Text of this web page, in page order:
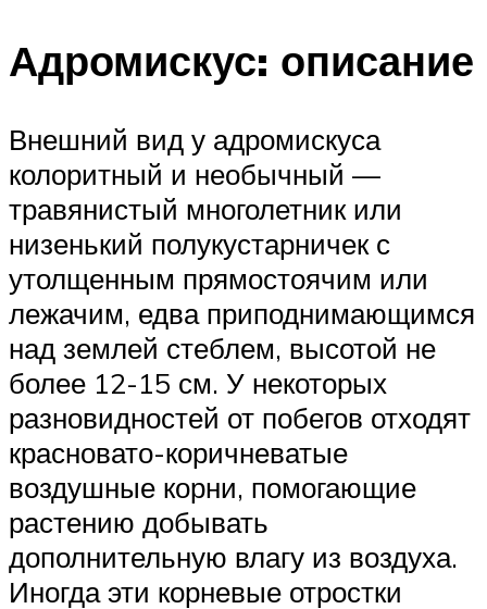
Адромискус: описание
Внешний вид у адромискуса
колоритный и необычный —
травянистый многолетник или
низенький полукустарничек с
утолщенным прямостоячим или
лежачим, едва приподнимающимся
над землей стеблем, высотой не
более 12-15 см. У некоторых
разновидностей от побегов отходят
красновато-коричневатые
воздушные корни, помогающие
растению добывать
дополнительную влагу из воздуха.
Иногда эти корневые отростки